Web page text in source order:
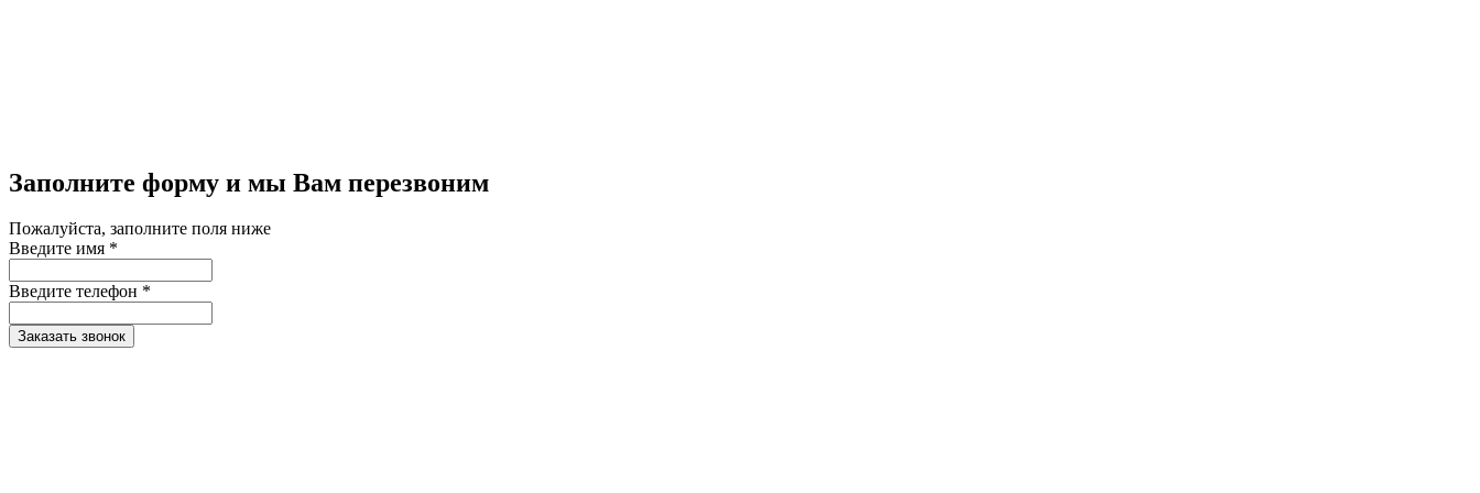
Заполните форму и мы Вам перезвоним
Пожалуйста, заполните поля ниже
Введите имя *
Введите телефон *